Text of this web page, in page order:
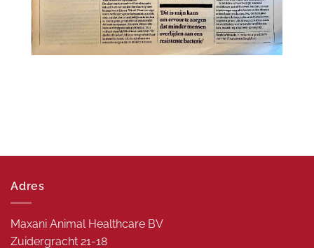
Adres
Maxani Animal Healthcare BV
Zuidergracht 21-18